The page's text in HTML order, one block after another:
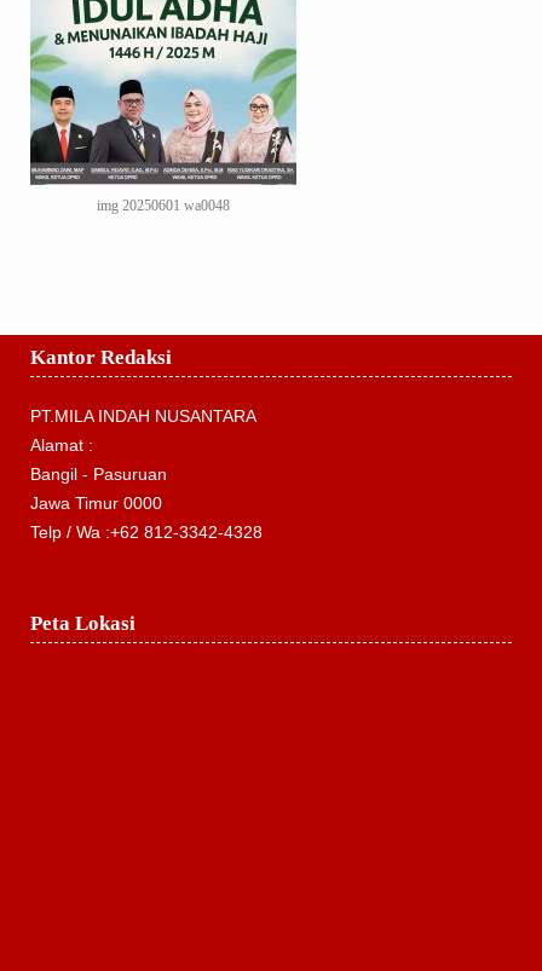
img 20250601 wa0048
Kantor Redaksi
PT.MILA INDAH NUSANTARA
Alamat :
Bangil - Pasuruan
Jawa Timur 0000
Telp / Wa :+62 812-3342-4328
Peta Lokasi